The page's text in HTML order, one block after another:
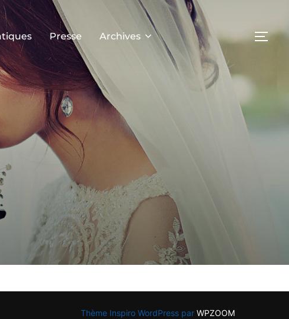
Presse Archives
Thème Inspiro WordPress par WPZOOM